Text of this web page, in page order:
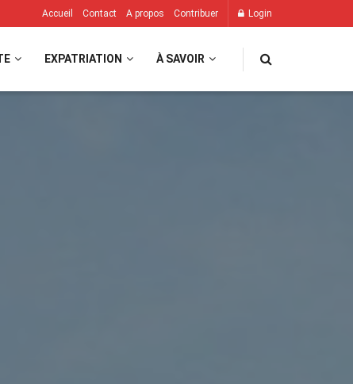
Accueil Contact A propos Contribuer Login
EXPATRIATION À SAVOIR